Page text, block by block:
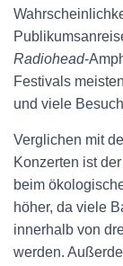
Radiohead-
Festivals
und viele
Verglichen mit
Konzerten ist
beim
höher, da viele
innerhalb von
werden.